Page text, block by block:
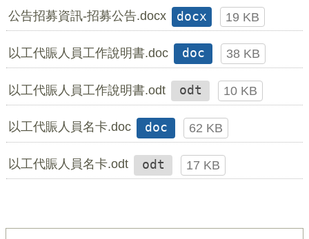
公告招募資訊-招募公告.docx docx 19 KB
以工代賑人員工作說明書.doc doc 38 KB
以工代賑人員工作說明書.odt odt 10 KB
以工代賑人員名卡.doc doc 62 KB
以工代賑人員名卡.odt odt 17 KB